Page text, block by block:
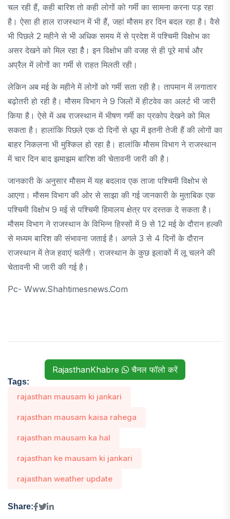
चल रही हैं, कही बारिश तो कही लोगों को गर्मी का सामना करना पड़ रहा
है। ऐसा ही हाल राजस्थान में भी हैं, जहां मौसम हर दिन बदल रहा है। वैसे
भी पिछले 2 महीने से भी अधिक समय में से प्रदेश में पश्चिमी विक्षोभ का
असर देखने को मिल रहा हैै। इन विक्षोभ की वजह से ही पूरे मार्च और
अप्रैल में लोगों का गर्मी से राहत मिलती रही।
लेकिन अब मई के महीने में लोगों को गर्मी सता रही है। तापमान में लगातार
बढ़ोतरी हो रही है। मौसम विभाग ने 9 जिलों में हीटवेव का अलर्ट भी जारी
किया है। ऐसे में अब राजस्थान में भीषण गर्मी का प्रकोप देखने को मिल
सकता है। हालांकि पिछले एक दो दिनों से धूप में इतनी तेजी हैं की लोगों का
बाहर निकलना भी मुश्किल हो रहा है। हालांकि मौसम विभाग ने राजस्थान
में चार दिन बाद झमाझम बारिश की चेतावनी जारी की है।
जानकारी के अनुसार मौसम में यह बदलाव एक ताजा पश्चिमी विक्षोभ से
आएगा। मौसम विभाग की ओर से साझा की गई जानकारी के मुताबिक एक
पश्चिमी विक्षोभ 9 मई से पश्चिमी हिमालय क्षेत्र पर दस्तक दे सकता है।
मौसम विभाग ने राजस्थान के विभिन्न हिस्सों में 9 से 12 मई के दौरान हल्की
से मध्यम बारिश की संभावना जताई है। अगले 3 से 4 दिनों के दौरान
राजस्थान में तेज हवाएं चलेंगी। राजस्थान के कुछ इलाकों में लू चलने की
चेतावनी भी जारी की गई है।
Pc- Www.shahtimesnews.com
RajasthanKhabre चैनल फॉलो करें
Tags:
rajasthan mausam ki jankari
rajasthan mausam kaisa rahega
rajasthan mausam ka hal
rajasthan ke mausam ki jankari
rajasthan weather update
Share: